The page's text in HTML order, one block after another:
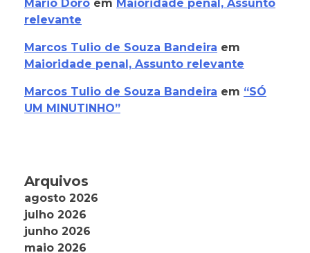
Mario Doro em Maioridade penal, Assunto
relevante
Marcos Tulio de Souza Bandeira em
Maioridade penal, Assunto relevante
Marcos Tulio de Souza Bandeira em “SÓ
UM MINUTINHO”
Arquivos
agosto 2026
julho 2026
junho 2026
maio 2026